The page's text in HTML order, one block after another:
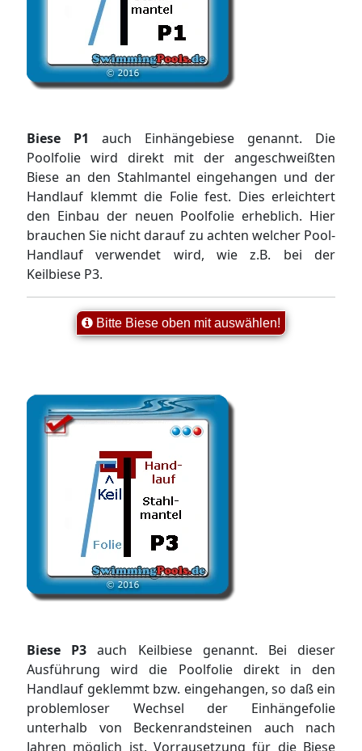
Biese P1 auch Einhängebiese genannt. Die
Poolfolie wird direkt mit der angeschweißten
Biese an den Stahlmantel eingehangen und der
Handlauf klemmt die Folie fest. Dies erleichtert
den Einbau der neuen Poolfolie erheblich. Hier
brauchen Sie nicht darauf zu achten welcher Pool-
Handlauf verwendet wird, wie z.B. bei der
Keilbiese P3.
Bitte Biese oben mit auswählen!
Biese P3 auch Keilbiese genannt. Bei dieser
Ausführung wird die Poolfolie direkt in den
Handlauf geklemmt bzw. eingehangen, so daß ein
problemloser Wechsel der Einhängefolie
unterhalb von Beckenrandsteinen auch nach
Jahren möglich ist. Vorrausetzung für die Biese